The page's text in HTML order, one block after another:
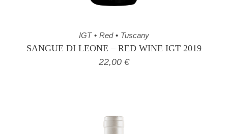
IGT Red Tuscany
SANGUE DI LEONE – RED WINE IGT 2019
22,00 €